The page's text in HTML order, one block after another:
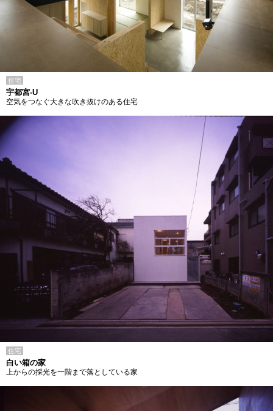
住宅
宇都宮-U
空気をつなぐ大きな吹き抜けのある住宅
住宅
白い箱の家
上からの採光を一階まで落としている家